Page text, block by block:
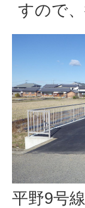
すので
平野9号